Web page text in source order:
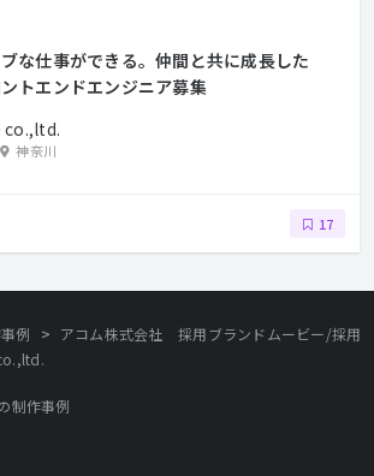
ブな仕事ができる。仲間と共に成長した
トエンドエンジニア募集
神奈川
17
例 > アコム株式会社 採用ブランドムービー/採用
制作事例